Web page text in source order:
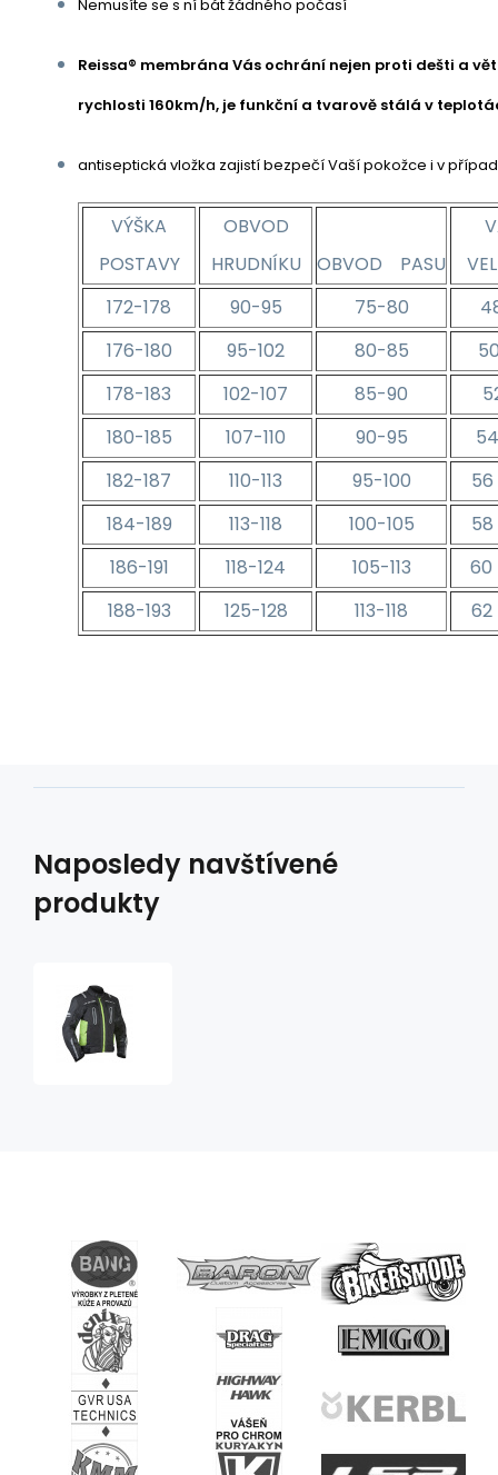
Nemusíte se s ní bát žádného počasí
Reissa® membrána Vás ochrání nejen proti dešti a
rychlosti 160km/h, je funkční a tvarově stálá v
antiseptická vložka zajistí bezpečí Vaší pokožce i v
VÝŠKA
POSTAVY
OBVOD
HRUDNÍKU
OBVOD PASU
172-178
90-95 75-80
176-180
95-102 80-85
178-183
102-107 85-90
180-185
107-110 90-95
182-187
110-113 95-100
56
184-189
113-118 100-105
58
186-191
118-124 105-113
60
188-193
125-128 113-118 62
Naposledy navštívené
produkty